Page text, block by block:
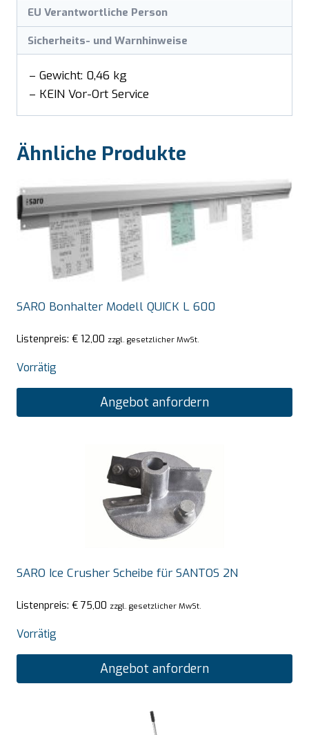
EU Verantwortliche Person
Sicherheits- und Warnhinweise
– Gewicht: 0,46 kg
– KEIN Vor-Ort Service
Ähnliche Produkte
SARO Bonhalter Modell QUICK L 600
Listenpreis: € 12,00 zzgl. gesetzlicher MwSt.
Vorrätig
Angebot anfordern
SARO Ice Crusher Scheibe für SANTOS 2N
Listenpreis: € 75,00 zzgl. gesetzlicher MwSt.
Vorrätig
Angebot anfordern